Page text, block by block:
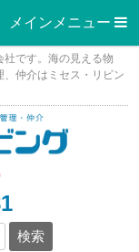
メインメニュー 
です。海の見える物
仲介はミセス・リビン